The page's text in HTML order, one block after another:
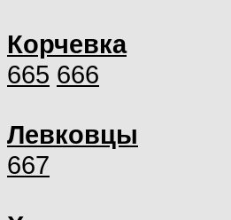
Корчевка
665 666
Левковцы
667